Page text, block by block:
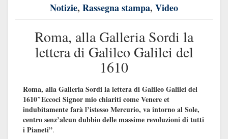
Notizie, Rassegna stampa, Video
Roma, alla Galleria Sordi la
lettera di Galileo Galilei del
1610
Roma, alla Galleria Sordi la lettera di Galileo Galilei del
1610″Eccoci Signor mio chiariti come Venere et
indubitamente farà l’istesso Mercurio, va intorno al Sole,
centro senz’alcun dubbio delle massime revoluzioni di tutti
i Pianeti”.